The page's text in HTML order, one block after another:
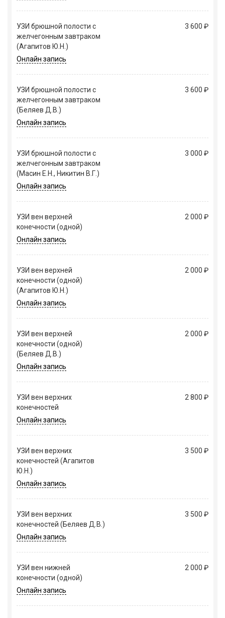
УЗИ брюшной полости с
желчегонным завтраком
(Агапитов Ю.Н.)
3 600 ₽
Онлайн запись
УЗИ брюшной полости с
желчегонным завтраком
(Беляев Д.В.)
3 600 ₽
Онлайн запись
УЗИ брюшной полости с
желчегонным завтраком
(Масин Е.Н., Никитин В.Г.)
3 000 ₽
Онлайн запись
УЗИ вен верхней
конечности (одной)
2 000 ₽
Онлайн запись
УЗИ вен верхней
конечности (одной)
(Агапитов Ю.Н.)
2 000 ₽
Онлайн запись
УЗИ вен верхней
конечности (одной)
(Беляев Д.В.)
2 000 ₽
Онлайн запись
УЗИ вен верхних
конечностей
2 800 ₽
Онлайн запись
УЗИ вен верхних
конечностей (Агапитов
Ю.Н.)
3 500 ₽
Онлайн запись
УЗИ вен верхних
конечностей (Беляев Д.В.)
3 500 ₽
Онлайн запись
УЗИ вен нижней
конечности (одной)
2 000 ₽
Онлайн запись